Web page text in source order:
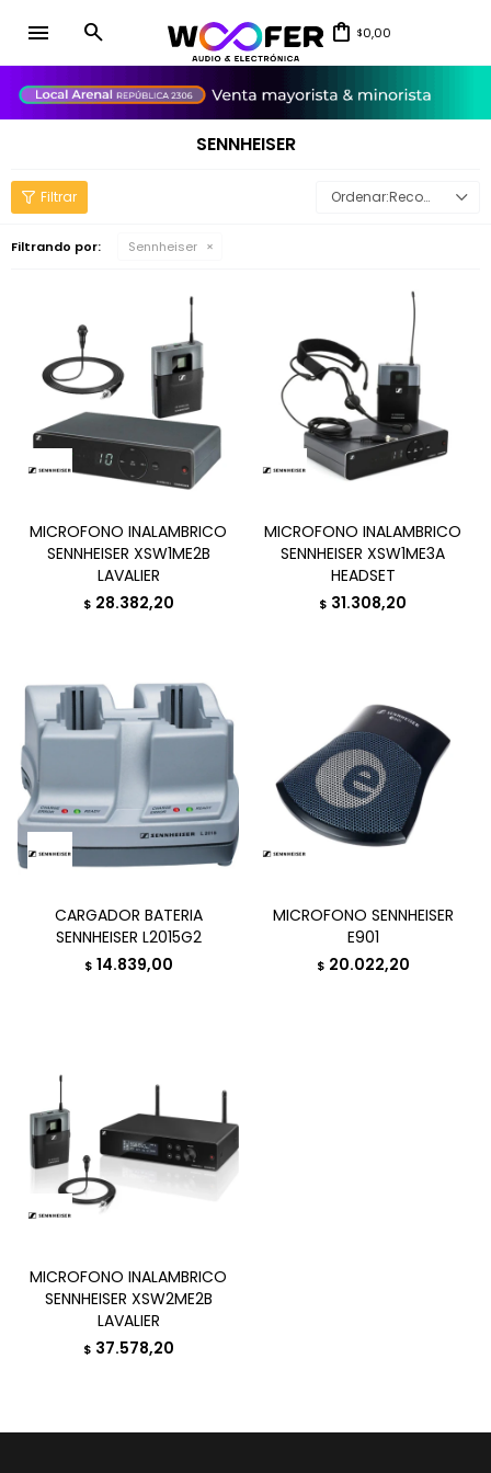
menu $0,00
SENNHEISER
Recomendados
Filtrando por: Sennheiser
MICROFONO INALAMBRICO
SENNHEISER XSW1ME2B
LAVALIER
$ 28.382,20
MICROFONO INALAMBRICO
SENNHEISER XSW1ME3A
HEADSET
$ 31.308,20
CARGADOR BATERIA
SENNHEISER L2015G2
$ 14.839,00
MICROFONO SENNHEISER
E901
$ 20.022,20
MICROFONO INALAMBRICO
SENNHEISER XSW2ME2B
LAVALIER
$ 37.578,20
close